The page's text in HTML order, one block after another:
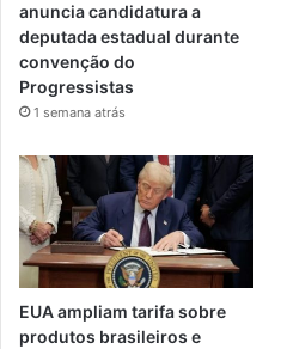
anuncia candidatura a
deputada estadual durante
convenção do
Progressistas
1 semana atrás
EUA ampliam tarifa sobre
produtos brasileiros e